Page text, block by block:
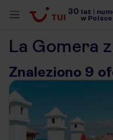
30 lat
w Polsce
La Gomera
Znaleziono 9